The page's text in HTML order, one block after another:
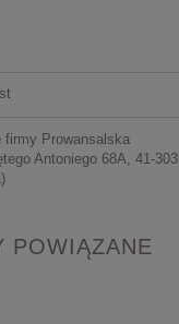
firmy Prowansalska
Antoniego 68A, 41-303
POWIĄZANE